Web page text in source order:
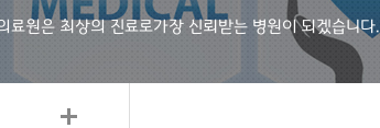
료원은 최상의 진료로가장 신뢰받는 병원이 되겠습니다.